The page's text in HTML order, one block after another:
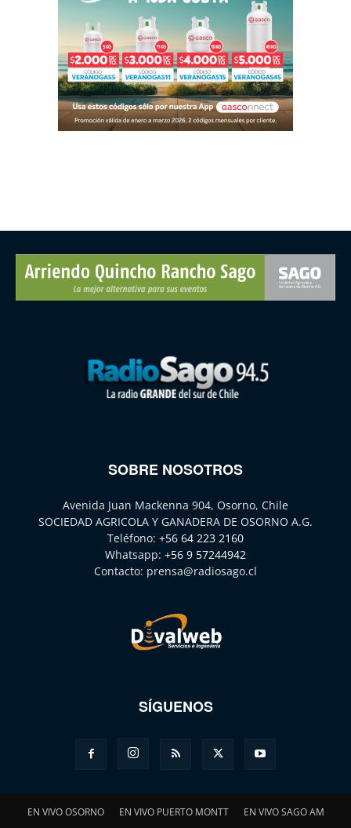
SOBRE NOSOTROS
Avenida Juan Mackenna 904, Osorno, Chile
SOCIEDAD AGRICOLA Y GANADERA DE OSORNO A.G.
Teléfono: +56 64 223 2160
Whatsapp: +56 9 57244942
Contacto: prensa@radiosago.cl
SÍGUENOS
EN VIVO OSORNO EN VIVO PUERTO MONTT EN VIVO SAGO AM